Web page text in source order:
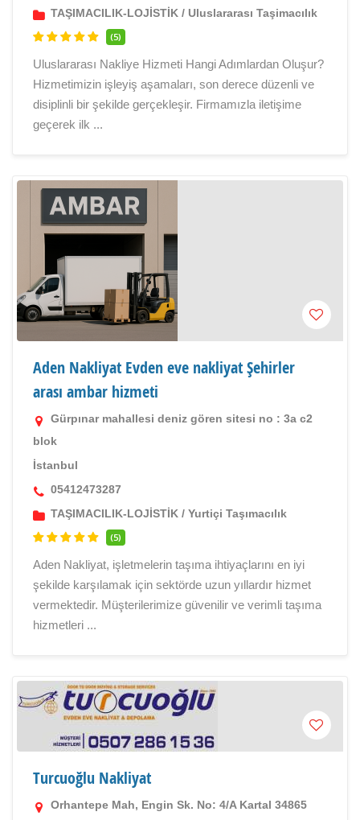
TAŞIMACILIK-LOJİSTİK / Uluslararası Taşimacılık
(5)
Uluslararası Nakliye Hizmeti Hangi Adımlardan Oluşur?
Hizmetimizin işleyiş aşamaları, son derece düzenli ve
disiplinli bir şekilde gerçekleşir. Firmamızla iletişime
geçerek ilk ...
Aden Nakliyat Evden eve nakliyat Şehirler
arası ambar hizmeti
Gürpınar mahallesi deniz gören sitesi no : 3a c2
blok
İstanbul
05412473287
TAŞIMACILIK-LOJİSTİK / Yurtiçi Taşımacılık
(5)
Aden Nakliyat, işletmelerin taşıma ihtiyaçlarını en iyi
şekilde karşılamak için sektörde uzun yıllardır hizmet
vermektedir. Müşterilerimize güvenilir ve verimli taşıma
hizmetleri ...
Turcuoğlu Nakliyat
Orhantepe Mah, Engin Sk. No: 4/A Kartal 34865